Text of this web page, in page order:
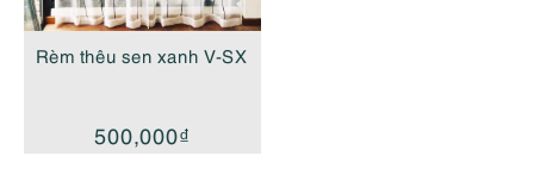
Rèm thêu sen xanh V-SX
500,000₫